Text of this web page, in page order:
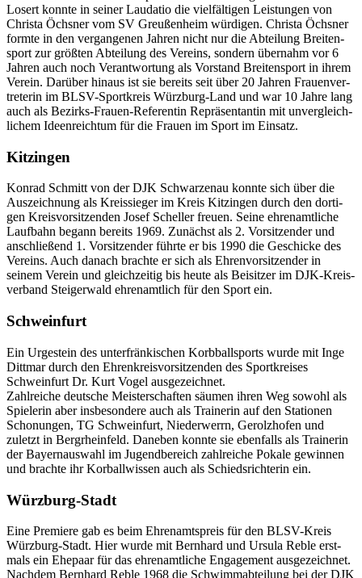
Losert konnte in seiner Lauda­tio die viel­fäl­ti­gen Leis­tun­gen von
Christa Öchs­ner vom SV Greu­ßen­heim würdi­gen. Christa Öchs­ner
formte in den vergan­ge­nen Jahren nicht nur die Abtei­lung Brei­ten­
sport zur größ­ten Abtei­lung des Vereins, sondern über­nahm vor 6
Jahren auch noch Verant­wor­tung als Vorstand Brei­ten­sport in ihrem
Verein. Darüber hinaus ist sie bereits seit über 20 Jahren Frau­en­ver­
tre­te­rin im BLSV-Sport­kreis Würz­burg-Land und war 10 Jahre lang
auch als Bezirks-Frauen-Refe­ren­tin Reprä­sen­tan­tin mit unver­gleich­
li­chem Ideen­reich­tum für die Frauen im Sport im Einsatz.
Kitzin­gen
Konrad Schmitt von der DJK Schwar­zenau konnte sich über die
Auszeich­nung als Kreis­sie­ger im Kreis Kitzin­gen durch den dorti­
gen Kreis­vor­sit­zen­den Josef Schel­ler freuen. Seine ehren­amt­li­che
Lauf­bahn begann bereits 1969. Zunächst als 2. Vorsit­zen­der und
anschlie­ßend 1. Vorsit­zen­der führte er bis 1990 die Geschi­cke des
Vereins. Auch danach brachte er sich als Ehren­vor­sit­zen­der in
seinem Verein und gleich­zei­tig bis heute als Beisit­zer im DJK-Kreis­
ver­band Stei­ger­wald ehren­amt­lich für den Sport ein.
Schwein­furt
Ein Urge­stein des unter­frän­ki­schen Korb­ball­sports wurde mit Inge
Ditt­mar durch den Ehren­kreis­vor­sit­zen­den des Sport­krei­ses
Schwein­furt Dr. Kurt Vogel ausge­zeich­net.
Zahl­rei­che deut­sche Meis­ter­schaf­ten säumen ihren Weg sowohl als
Spie­le­rin aber insbe­son­dere auch als Trai­ne­rin auf den Statio­nen
Scho­nun­gen, TG Schwein­furt, Nieder­werrn, Gerolz­ho­fen und
zuletzt in Berg­rhein­feld. Dane­ben konnte sie eben­falls als Trai­ne­rin
der Bayern­aus­wahl im Jugend­be­reich zahl­rei­che Pokale gewin­nen
und brachte ihr Korball­wis­sen auch als Schieds­rich­te­rin ein.
Würz­burg-Stadt
Eine Premiere gab es beim Ehren­amts­preis für den BLSV-Kreis
Würz­burg-Stadt. Hier wurde mit Bern­hard und Ursula Reble erst­
mals ein Ehepaar für das ehren­amt­li­che Enga­ge­ment ausge­zeich­net.
Nach­dem Bern­hard Reble 1968 die Schwimm­ab­tei­lung bei der DJK